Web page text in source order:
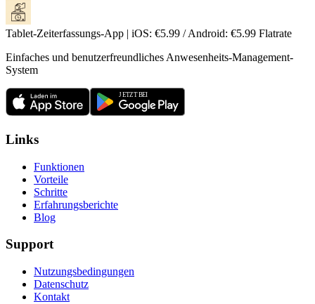
Tablet-Zeiterfassungs-App | iOS: €5.99 / Android: €5.99 Flatrate
Einfaches und benutzerfreundliches Anwesenheits-Management-
System
Links
Funktionen
Vorteile
Schritte
Erfahrungsberichte
Blog
Support
Nutzungsbedingungen
Datenschutz
Kontakt